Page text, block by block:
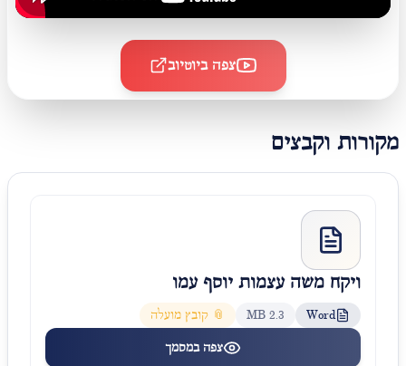
צפה ביוטיוב
מקורות וקבצים
ויקח משה עצמות יוסף עמו
Word
2.3 MB 📎 קובץ מועלה
צפה במסמך